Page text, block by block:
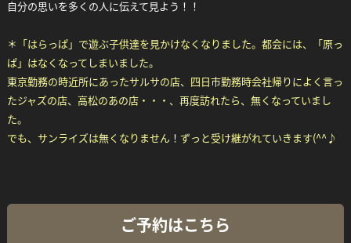
自分の思いを多くの人に伝えて見よう！！
＊「はらっぱ」で遊ぶ子供達を見かけなくなりました。都会には、「原っ
ぱ」はなくなってしまいました。
東京勤務の時近所にあったサルサの店、四日市勤務時会社帰りによく言っ
たジャズの店、高松のあの店・・・、再度訪れたら、無くなっていまし
た。
でも、サンライズは無くなりません！ずっと受け継がれていきます(^^♪
ご予約はこちら
Facebook
Twitter
Line